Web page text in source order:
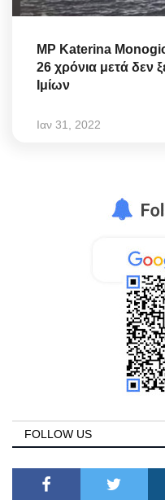
MP Katerina
26 χρόνια μετά δεν
Ιμίων
Ιαν 31, 2022
FOLLOW US